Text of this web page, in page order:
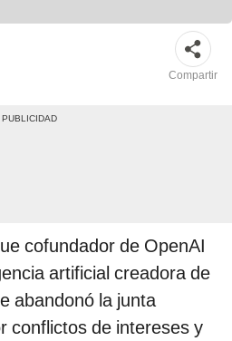
Compartir
cofundador de OpenAI
artificial creadora de
abandonó la junta
conflictos de intereses y